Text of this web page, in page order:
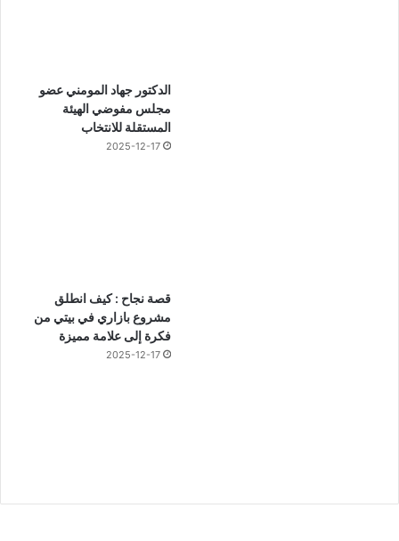
الدكتور جهاد المومني عضو
مجلس مفوضي الهيئة
المستقلة للانتخاب
2025-12-17
قصة نجاح : كيف انطلق
مشروع بازاري في بيتي من
فكرة إلى علامة مميزة
2025-12-17